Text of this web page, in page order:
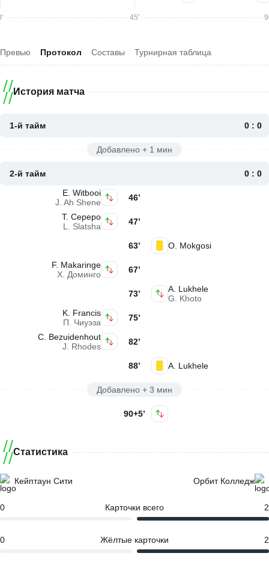
45'
Превью Протокол Составы Турнирная таблица
История матча
1-й тайм 0 : 0
Добавлено + 1 мин
2-й тайм
0 : 0
E. Witbooi
J. Ah Shene
46’
Т. Сереро
L. Slatsha
47’
O. Mokgosi
63’
F. Makaringe
Х. Доминго
67’
A. Lukhele
G. Khoto
73’
K. Francis
П. Чиуэза
75’
C. Bezuidenhout
J. Rhodes
82’
A. Lukhele
88’
Добавлено + 3 мин
90+5’
Статистика
Кейптаун Сити Орбит Колледж
0 Карточки всего 2
0 Жёлтые карточки 2